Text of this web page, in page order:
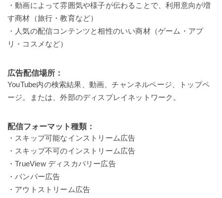
・動画によって雰囲気や様子が伝わることで、利用意向が増
す商材（旅行・教育など）
・人気の配信コンテンツと相性のいい商材（ゲーム・アプ
リ・コスメなど）
広告配信場所：
YouTube内の検索結果、動画、チャンネルページ、トップペ
ージ。または、外部のディスプレイネットワーク。
配信フォーマット種類：
・スキップ可能なインストリーム広告
・スキップ不可のインストリーム広告
・TrueView ディスカバリー広告
・バンパー広告
・アウトストリーム広告